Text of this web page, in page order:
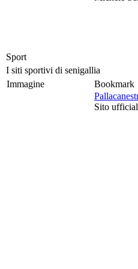
Sport
I siti sportivi di senigallia
Immagine
Bookmark
Sito